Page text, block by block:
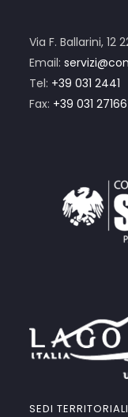
Via F. Ballarini, 12
Email:
Tel: +39 031 2441
Fax: +39 031
SEDI